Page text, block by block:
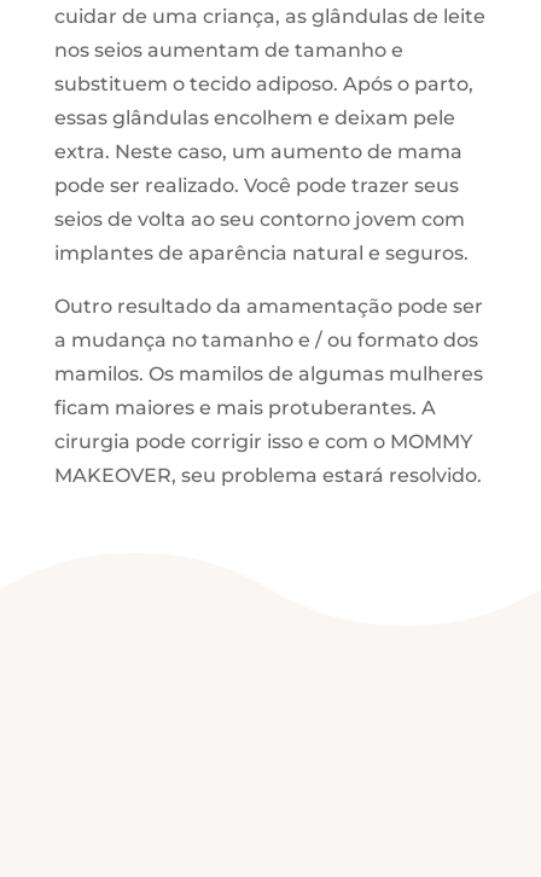
cuidar de uma criança, as glândulas de leite
nos seios aumentam de tamanho e
substituem o tecido adiposo. Após o parto,
essas glândulas encolhem e deixam pele
extra. Neste caso, um aumento de mama
pode ser realizado. Você pode trazer seus
seios de volta ao seu contorno jovem com
implantes de aparência natural e seguros.
Outro resultado da amamentação pode ser
a mudança no tamanho e / ou formato dos
mamilos. Os mamilos de algumas mulheres
ficam maiores e mais protuberantes. A
cirurgia pode corrigir isso e com o MOMMY
MAKEOVER, seu problema estará resolvido.